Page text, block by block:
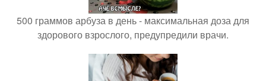
500 граммов арбуза в день - максимальная доза для
здорового взрослого, предупредили врачи.